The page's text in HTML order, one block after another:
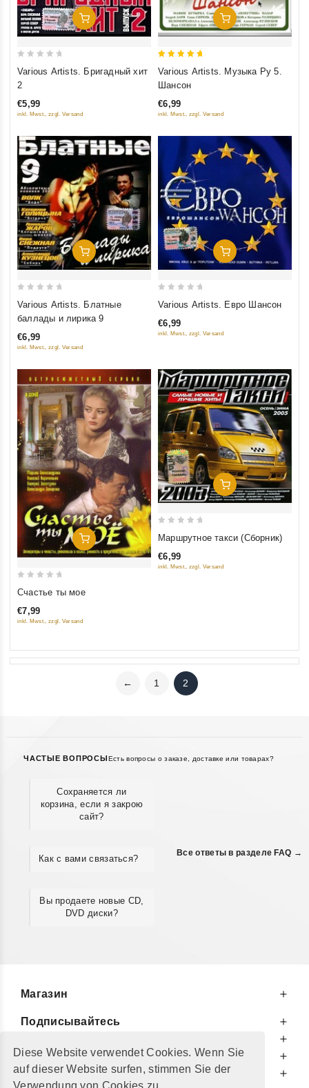
Diese Website verwendet Cookies. Wenn Sie
auf dieser Website surfen, stimmen Sie der
Verwendung von Cookies zu.
Добавить В Корзину
5
Various Artists. Бригадный хит
2
€5,99
inkl. Mwst., zzgl. Versand
Добавить В Корзину
Various Artists. Музыка Ру 5.
Шансон
€6,99
inkl. Mwst., zzgl. Versand
Добавить В Корзину
5
Various Artists. Блатные
баллады и лирика 9
€6,99
inkl. Mwst., zzgl. Versand
Добавить В Корзину
of
Various Artists. Евро Шансон
€6,99
inkl. Mwst., zzgl. Versand
Добавить В Корзину
of
Счастье ты мое
€7,99
inkl. Mwst., zzgl. Versand
Добавить В Корзину
out
of
Маршрутное такси (Сборник)
€6,99
inkl. Mwst., zzgl. Versand
← 1 2
ЧАСТЫЕ ВОПРОСЫ Есть вопросы о заказе, доставке или товарах?
Сохраняется ли
корзина, если я закрою
сайт?
Как с вами связаться?
Вы продаете новые CD,
DVD диски?
Все ответы в разделе FAQ →
Магазин
Подписывайтесь
Информируем Вас
Дополнительно